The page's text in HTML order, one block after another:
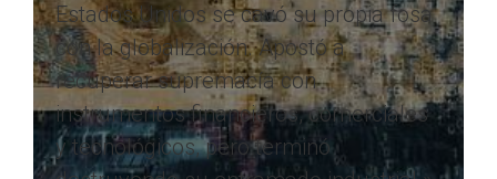
Estados Unidos se cavó su propia fosa
con la globalización. Apostó a
recuperar supremacía con
instrumentos financieros, comerciales
y tecnológicos, pero terminó